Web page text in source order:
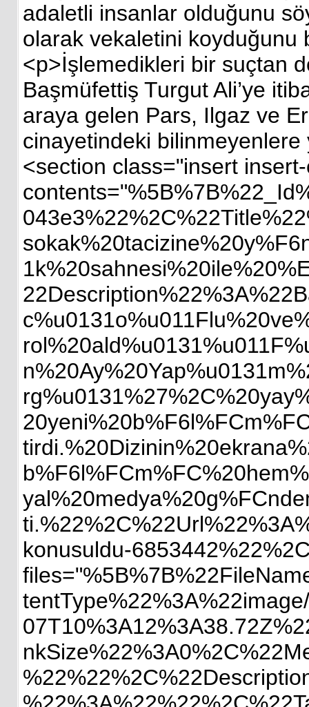
adaletli insanlar olduğunu
olarak vekaletini koyduğunu
<p>İşlemedikleri bir suçtan
Başmüfettiş Turgut Ali’ye
araya gelen Pars, Ilgaz ve
cinayetindeki bilinmeyenlere
<section class="insert
konusuldu-